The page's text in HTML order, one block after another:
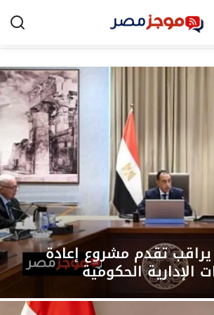
يراقب تقدم مشروع إعادة
الإدارية الحكومية